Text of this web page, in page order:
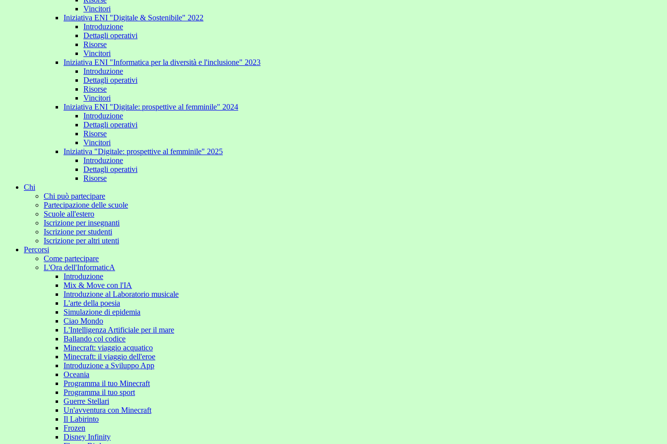
Vincitori
Iniziativa ENI "Digitale & Sostenibile" 2022
Introduzione
Dettagli operativi
Risorse
Vincitori
Iniziativa ENI "Informatica per la diversità e l'inclusione" 2023
Introduzione
Dettagli operativi
Risorse
Vincitori
Iniziativa ENI "Digitale: prospettive al femminile" 2024
Introduzione
Dettagli operativi
Risorse
Vincitori
Iniziativa "Digitale: prospettive al femminile" 2025
Introduzione
Dettagli operativi
Risorse
Chi
Chi può partecipare
Partecipazione delle scuole
Scuole all'estero
Iscrizione per insegnanti
Iscrizione per studenti
Iscrizione per altri utenti
Percorsi
Come partecipare
L'Ora dell'InformaticA
Introduzione
Mix & Move con l'IA
Introduzione al Laboratorio musicale
L'arte della poesia
Simulazione di epidemia
Ciao Mondo
L'Intelligenza Artificiale per il mare
Ballando col codice
Minecraft: viaggio acquatico
Minecraft: il viaggio dell'eroe
Introduzione a Sviluppo App
Oceania
Programma il tuo Minecraft
Programma il tuo sport
Guerre Stellari
Un'avventura con Minecraft
Il Labirinto
Frozen
Disney Infinity